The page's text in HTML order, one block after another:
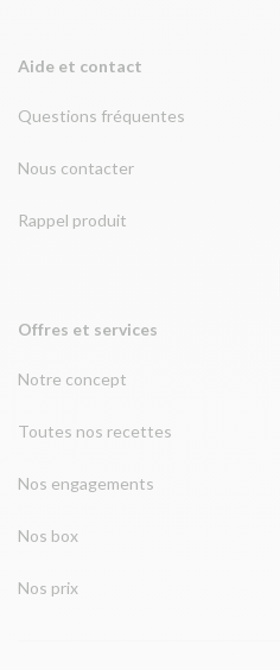
Aide et contact
Questions fréquentes
Nous contacter
Rappel produit
Offres et services
Notre concept
Toutes nos recettes
Nos engagements
Nos box
Nos prix